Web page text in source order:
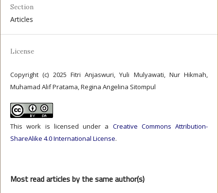
Section
Articles
License
Copyright (c) 2025 Fitri Anjaswuri, Yuli Mulyawati, Nur Hikmah,
Muhamad Alif Pratama, Regina Angelina Sitompul
This work is licensed under a Creative Commons Attribution-
ShareAlike 4.0 International License.
Most read articles by the same author(s)